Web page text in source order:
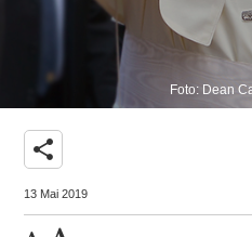
Foto: Dean
share
13 Mai 2019